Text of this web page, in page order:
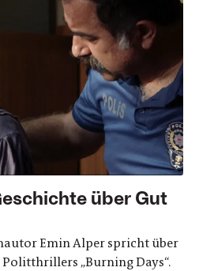
über Gut
Emin Alper spricht über
„Burning Days“.